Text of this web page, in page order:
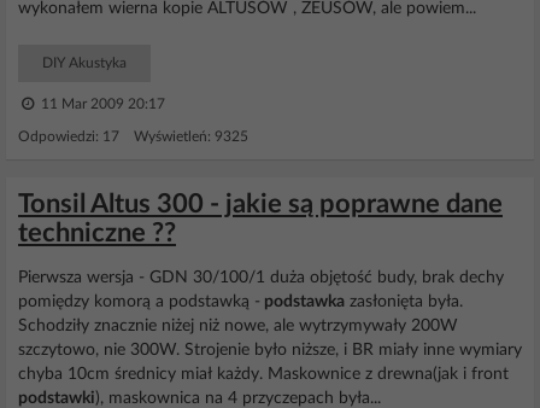
wykonałem wierna kopie ALTUSÓW , ZEUSÓW, ale powiem...
DIY Akustyka
11 Mar 2009 20:17
Odpowiedzi: 17 Wyświetleń: 9325
Tonsil Altus 300 - jakie są poprawne dane
techniczne ??
Pierwsza wersja - GDN 30/100/1 duża objętość budy, brak dechy
pomiędzy komorą a podstawką - podstawka zasłonięta była.
Schodziły znacznie niżej niż nowe, ale wytrzymywały 200W
szczytowo, nie 300W. Strojenie było niższe, i BR miały inne wymiary
chyba 10cm średnicy miał każdy. Maskownice z drewna(jak i front
podstawki), maskownica na 4 przyczepach była...